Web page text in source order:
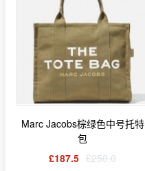
Marc Jacobs棕绿色中号托特
包
£187.5 £250.0